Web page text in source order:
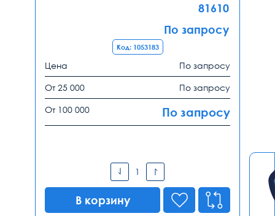
81610
По запросу
Код: 1053183
Цена По запросу
От 25 000 По запросу
От 100 000 По запросу
В корзину